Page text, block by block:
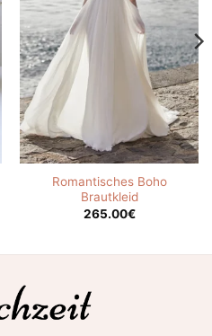
Romantisches Boho
Brautkleid
265.00€